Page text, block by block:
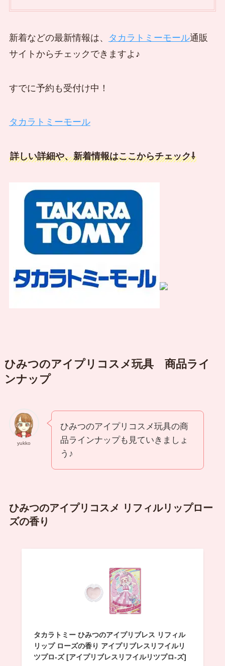
新着などの最新情報は、 タカラトミーモール通販
サイトからチェックできますよ♪
すでに予約も受付け中！
タカラトミーモール
詳しい詳細や、新着情報はここからチェック⇩
ひみつのアイプリコスメ玩具 商品ライ
ンナップ
yukko
ひみつのアイプリコスメ玩具の商
品ラインナップも見ていきましょ
う♪
ひみつのアイプリコスメ リフィルリップロー
ズの香り
タカラトミー ひみつのアイプリブレス リフィル
リップ ローズの香り アイプリブレスリフイルリ
ツプロ-ズ [アイプリブレスリフイルリツプロ-ズ]